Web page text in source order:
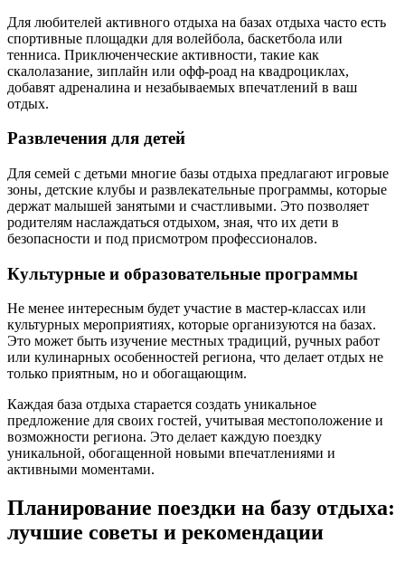
Для любителей активного отдыха на базах отдыха часто есть
спортивные площадки для волейбола, баскетбола или
тенниса. Приключенческие активности, такие как
скалолазание, зиплайн или офф-роад на квадроциклах,
добавят адреналина и незабываемых впечатлений в ваш
отдых.
Развлечения для детей
Для семей с детьми многие базы отдыха предлагают игровые
зоны, детские клубы и развлекательные программы, которые
держат малышей занятыми и счастливыми. Это позволяет
родителям наслаждаться отдыхом, зная, что их дети в
безопасности и под присмотром профессионалов.
Культурные и образовательные программы
Не менее интересным будет участие в мастер-классах или
культурных мероприятиях, которые организуются на базах.
Это может быть изучение местных традиций, ручных работ
или кулинарных особенностей региона, что делает отдых не
только приятным, но и обогащающим.
Каждая база отдыха старается создать уникальное
предложение для своих гостей, учитывая местоположение и
возможности региона. Это делает каждую поездку
уникальной, обогащенной новыми впечатлениями и
активными моментами.
Планирование поездки на базу отдыха:
лучшие советы и рекомендации